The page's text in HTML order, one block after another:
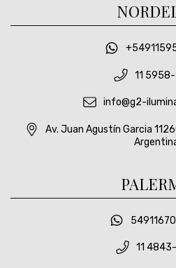
11
info@g2-
Av. Juan Agustín Garcia
11